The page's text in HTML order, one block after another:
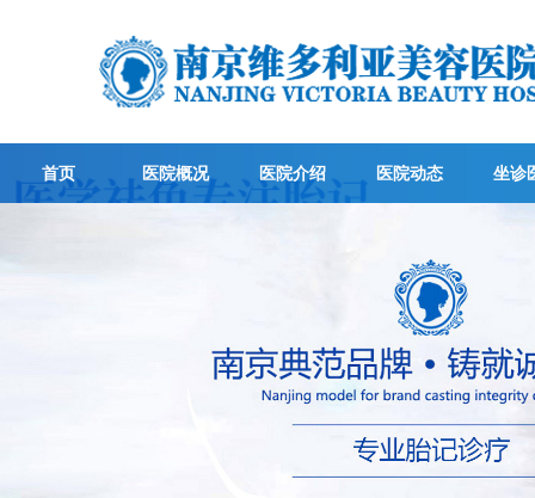
首页 医院概况 医院介绍 医院动态 坐诊